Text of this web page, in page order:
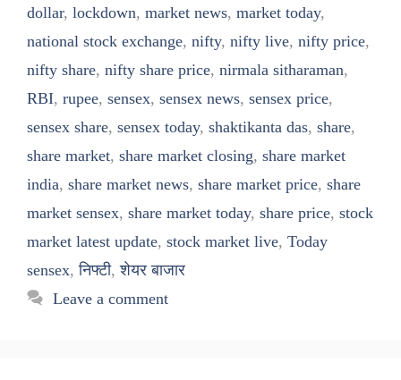
dollar, lockdown, market news, market today,
national stock exchange, nifty, nifty live, nifty price,
nifty share, nifty share price, nirmala sitharaman,
RBI, rupee, sensex, sensex news, sensex price,
sensex share, sensex today, shaktikanta das, share,
share market, share market closing, share market
india, share market news, share market price, share
market sensex, share market today, share price, stock
market latest update, stock market live, Today
sensex,निफ्टी,शेयर बाजार
Leave a comment